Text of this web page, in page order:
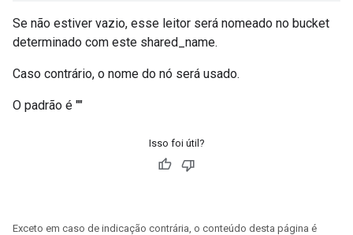
Se não estiver vazio, esse leitor será nomeado no bucket
determinado com este shared_name.
Caso contrário, o nome do nó será usado.
O padrão é ""
Isso foi útil?
Exceto em caso de indicação contrária, o conteúdo desta página é